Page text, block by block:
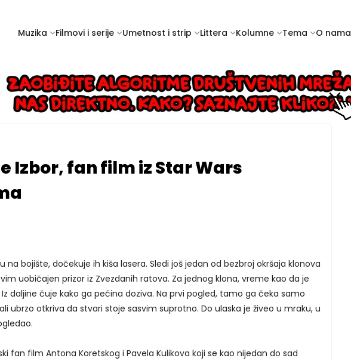
Muzika Filmovi i serije Umetnost i strip Littera Kolumne Tema O nama
Izbor, fan film iz Star Wars
na bojište, dočekuje ih kiša lasera. Sledi još jedan od bezbroj okršaja klonova
uobičajen prizor iz Zvezdanih ratova. Za jednog klona, vreme kao da je
daljine čuje kako ga pećina doziva. Na prvi pogled, tamo ga čeka samo
ubrzo otkriva da stvari stoje sasvim suprotno. Do ulaska je živeo u mraku, u
fan film Antona Koretskog i Pavela Kulikova koji se kao nijedan do sad